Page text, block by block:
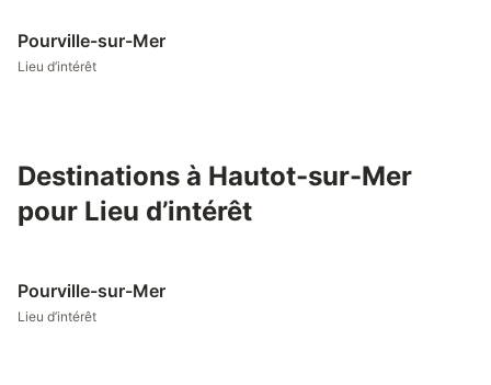
Pourville-sur-Mer
Lieu d’intérêt
Destinations à Hautot-sur-Mer
pour Lieu d’intérêt
Pourville-sur-Mer
Lieu d’intérêt